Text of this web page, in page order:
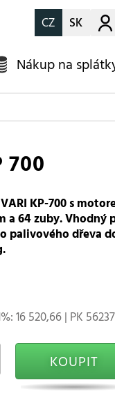
CZ SK
Nákup na
700
KP-700 s
a 64 zuby. Vhodný
palivového dřeva
16 520,66 | PK
KOUPIT